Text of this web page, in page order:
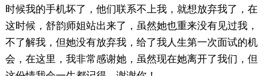
时候我的手机坏了，他们联系不上我，就想放弃我了，在
这时候，舒韵师姐站出来了，虽然她也重来没有见过我，
不了解我，但她没有放弃我，给了我人生第一次面试的机
会，在这里，我非常感谢她，虽然现在她离开了我们，但